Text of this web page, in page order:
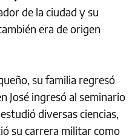
de la ciudad y su
era de origen
su familia regresó
José ingresó al seminario
diversas ciencias,
su carrera militar como